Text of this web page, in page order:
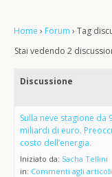
Home › Forum › Tag
Stai vedendo 2
Discussione
Sulla neve stagione da
miliardi di euro.
costo dell’energia.
Iniziato da: Sacha Tellini
in: Commenti agli